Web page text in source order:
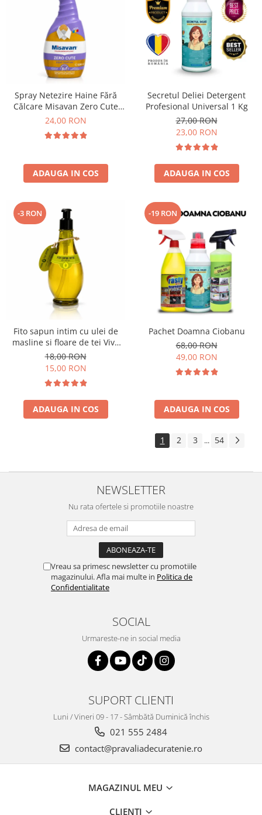
Spray Netezire Haine Fără
Călcare Misavan Zero Cute
Zero Parfum 500 ml
24,00 RON
ADAUGA IN COS
Secretul Deliei Detergent
Profesional Universal 1 Kg
27,00 RON
23,00 RON
ADAUGA IN COS
-3 RON
Fito sapun intim cu ulei de
masline si floare de tei Viva
Oliva 400 ml
18,00 RON
15,00 RON
ADAUGA IN COS
-19 RON
Pachet Doamna Ciobanu
68,00 RON
49,00 RON
ADAUGA IN COS
1 2 3 ... 54
NEWSLETTER
Nu rata ofertele si promotiile noastre
Vreau sa primesc newsletter cu promotiile
magazinului. Afla mai multe in Politica de
Confidentialitate
SOCIAL
Urmareste-ne in social media
SUPORT CLIENTI
Luni / Vineri 09 - 17 - Sâmbătă Duminică închis
021 555 2484
contact@pravaliadecuratenie.ro
MAGAZINUL MEU
CLIENTI